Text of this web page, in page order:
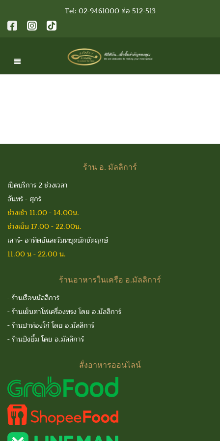
Tel: 02-9461000 ต่อ 512-513
ร้าน อ. มัลลิการ์
เปิดบริการ 2 ช่วงเวลา
จันทร์ - ศุกร์
ช่วงเช้า 11.00 - 14.00น.
ช่วงเย็น 17.00 - 22.00น.
เสาร์- อาทิตย์และวันหยุดนักขัตฤกษ์
11.00 น - 22.00 น.
ร้านอาหารในเครือ อ.มัลลิการ์
-ร้านเรือนมัลลิการ์
-ร้านเย็นตาโฟเครื่องทรง โดย อ.มัลลิการ์
-ร้านปาท่องโก๋ โดย อ.มัลลิการ์
-ร้านปังยิ้ม โดย อ.มัลลิการ์
สั่งอาหารออนไลน์